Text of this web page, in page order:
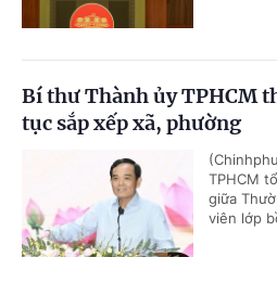
Bí thư Thành ủy TPHCM
tục sắp xếp xã, phường
TPHCM
giữa
viên lớp